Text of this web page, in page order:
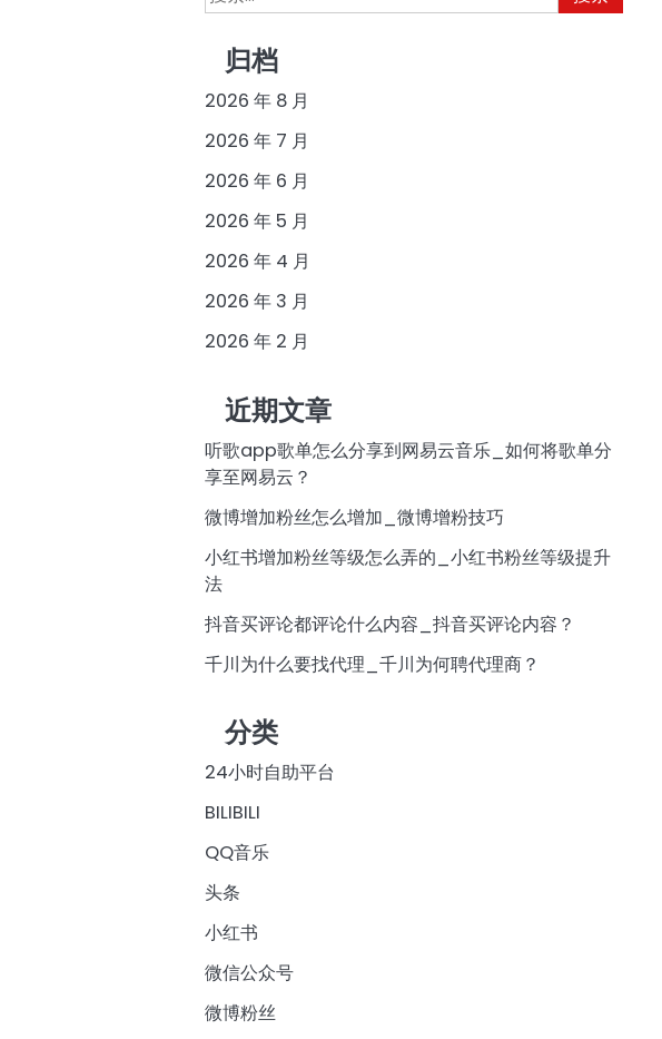
索：
归档
2026 年 8 月
2026 年 7 月
2026 年 6 月
2026 年 5 月
2026 年 4 月
2026 年 3 月
2026 年 2 月
近期文章
听歌app歌单怎么分享到网易云音乐_如何将歌单分
享至网易云？
微博增加粉丝怎么增加_微博增粉技巧
小红书增加粉丝等级怎么弄的_小红书粉丝等级提升
法
抖音买评论都评论什么内容_抖音买评论内容？
千川为什么要找代理_千川为何聘代理商？
分类
24小时自助平台
BILIBILI
QQ音乐
头条
小红书
微信公众号
微博粉丝